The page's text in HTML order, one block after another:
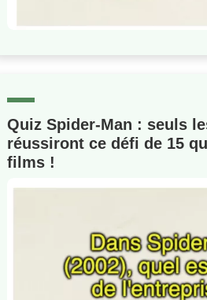
Quiz Spider-Man : seuls
réussiront ce défi de 15
films !